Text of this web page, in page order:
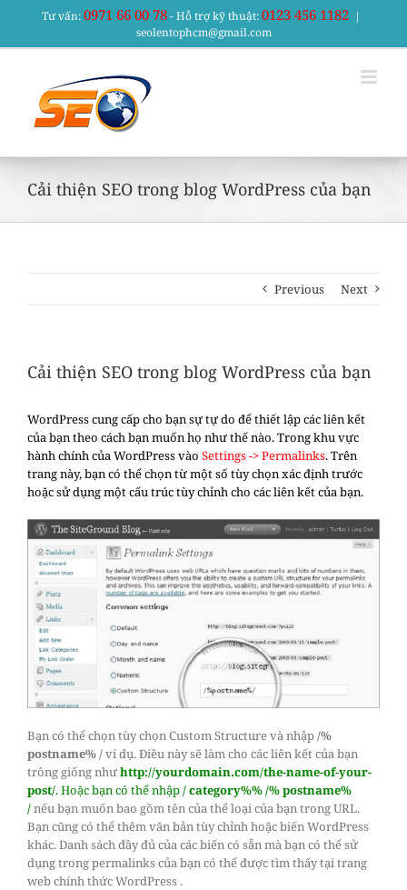
content
Tư vấn:0971 66 00 78- Hỗ trợ kỹ thuật:0123 456 1182 |
seolentophcm@gmail.com
Cải thiện SEO trong blog WordPress của bạn
Previous Next
Cải thiện SEO trong blog WordPress của bạn
WordPress cung cấp cho bạn sự tự do để thiết lập các liên kết
của bạn theo cách bạn muốn họ như thế nào. Trong khu vực
hành chính của WordPress vào Settings -> Permalinks. Trên
trang này, bạn có thể chọn từ một số tùy chọn xác định trước
hoặc sử dụng một cấu trúc tùy chỉnh cho các liên kết của bạn.
Bạn có thể chọn tùy chọn Custom Structure và nhập/%
postname% /ví dụ. Điều này sẽ làm cho các liên kết của bạn
trông giống nhưhttp://yourdomain.com/the-name-of-your-
post/. Hoặc bạn có thể nhập/ category%% /% postname%
/nếu bạn muốn bao gồm tên của thể loại của bạn trong URL.
Bạn cũng có thể thêm văn bản tùy chỉnh hoặc biến WordPress
khác. Danh sách đầy đủ của các biến có sẵn mà bạn có thể sử
dụng trong permalinks của bạn có thể được tìm thấy tại trang
web chính thức WordPress .